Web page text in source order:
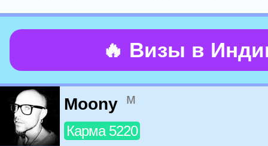
🔥 Визы в
Moony м
Карма 5220